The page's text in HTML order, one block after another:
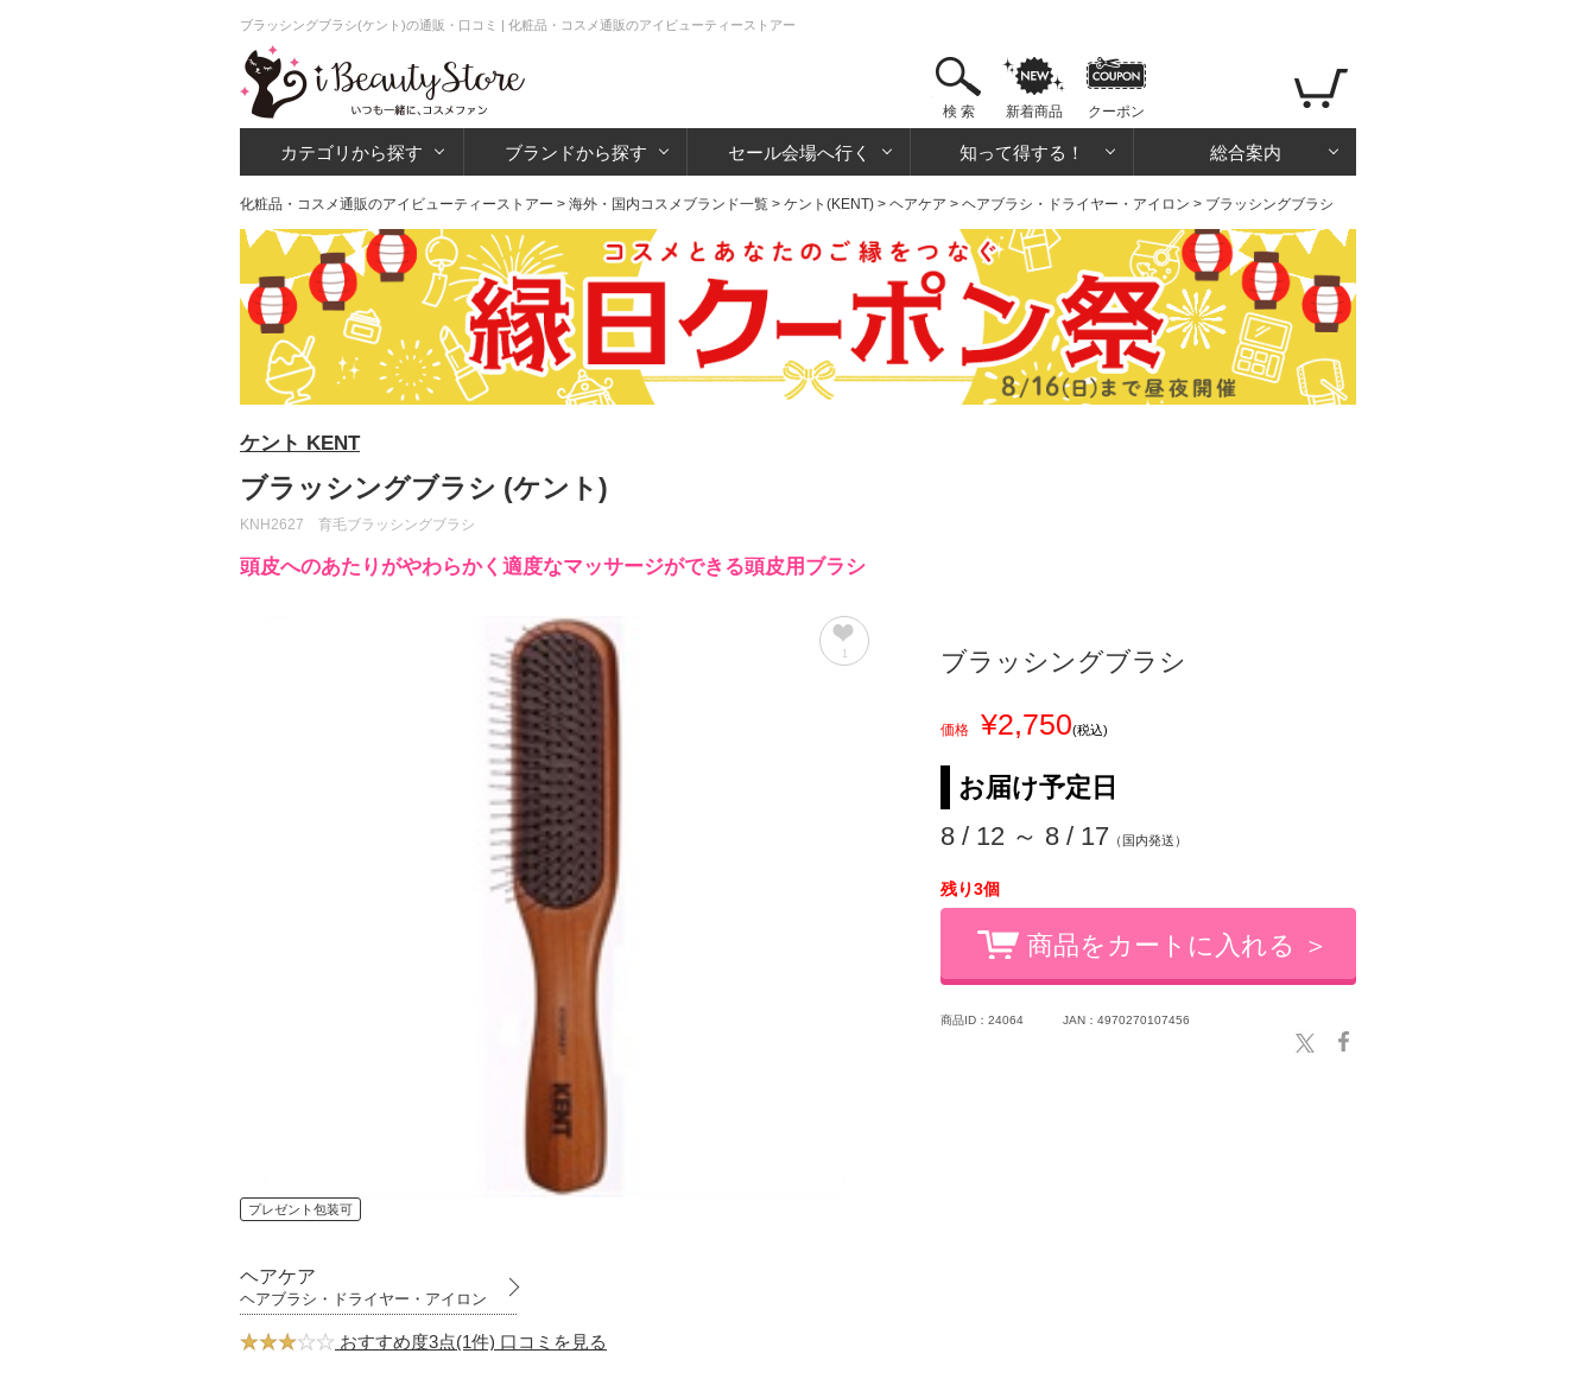
ブラッシングブラシ(ケント)の通販・口コミ | 化粧品・コスメ通販のアイビューティーストアー
検 索 新着商品 クーポン
カテゴリから探す ブランドから探す セール会場へ行く 知って得する！ 総合案内
化粧品・コスメ通販のアイビューティーストアー > 海外・国内コスメブランド一覧 > ケント(KENT) > ヘアケア > ヘアブラシ・ドライヤー・アイロン > ブラッシングブラシ
ケント KENT
ブラッシングブラシ (ケント)
KNH2627 育毛ブラッシングブラシ
頭皮へのあたりがやわらかく適度なマッサージができる頭皮用ブラシ
プレゼント包装可
ヘアケア
ヘアブラシ・ドライヤー・アイロン
おすすめ度3点(1件) 口コミを見る
ブラッシングブラシ
価格 ¥2,750(税込)
お届け予定日
8 / 12 ～ 8 / 17 （国内発送）
残り3個
商品をカートに入れる ＞
商品ID：24064 JAN：4970270107456